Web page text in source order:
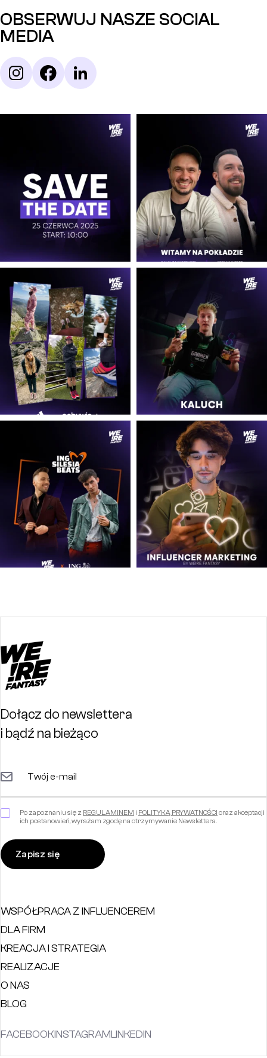
OBSERWUJ NASZE SOCIAL
MEDIA
WSPÓŁPRACA Z INFLUENCEREM
DLA FIRM
KREACJA I STRATEGIA
REALIZACJE
O NAS
BLOG
FACEBOOKINSTAGRAMLINKEDIN
Dołącz do newslettera
i bądź na bieżąco
Po zapoznaniu się z REGULAMINEM i POLITYKĄ PRYWATNOŚCI oraz akceptacji
ich postanowień, wyrażam zgodę na otrzymywanie Newslettera.